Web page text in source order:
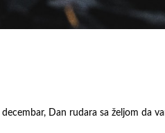
Dan rudara sa željom da